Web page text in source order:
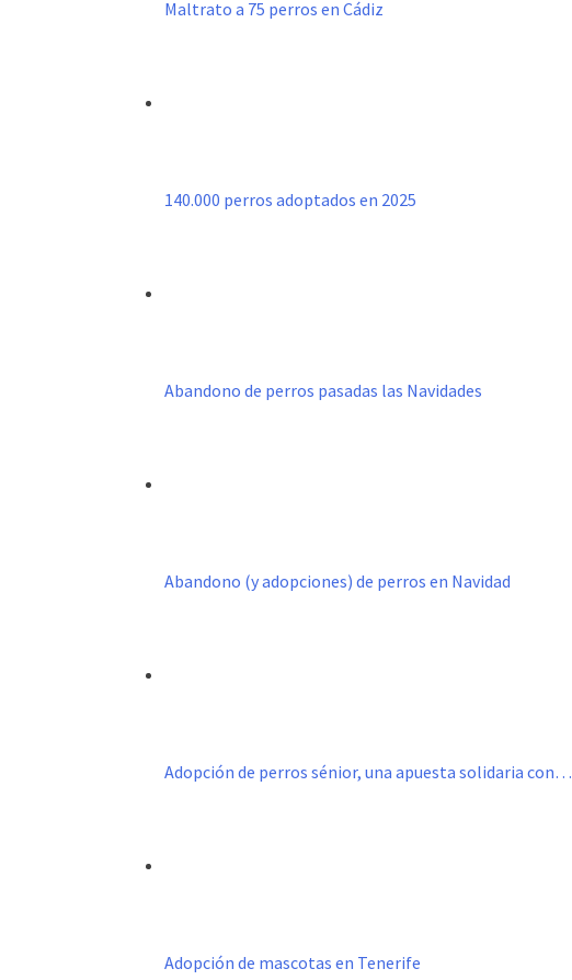
Maltrato a 75 perros en Cádiz
140.000 perros adoptados en 2025
Abandono de perros pasadas las Navidades
Abandono (y adopciones) de perros en Navidad
Adopción de perros sénior, una apuesta solidaria con…
Adopción de mascotas en Tenerife